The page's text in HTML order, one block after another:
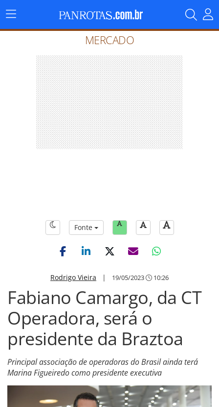
Menu
Principal
MERCADO
Fonte
Rodrigo Vieira | 19/05/2023 10:26
Fabiano Camargo, da CT
Operadora, será o
presidente da Braztoa
Principal associação de operadoras do Brasil ainda terá
Marina Figueiredo como presidente executiva